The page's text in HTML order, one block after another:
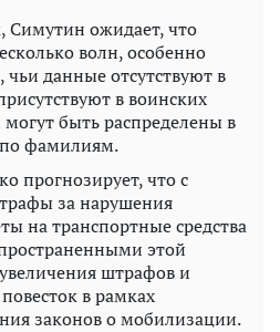
Симутин ожидает, что
волн, особенно
данные отсутствуют в
в воинских
быть распределены в
фамилиям.
прогнозирует, что с
за нарушения
на транспортные средства
этой
штрафов и
в рамках
законов о мобилизации.